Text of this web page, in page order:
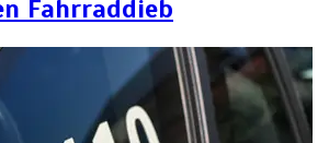
Fahrraddieb